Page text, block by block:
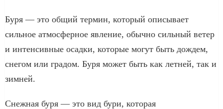
Буря — это общий термин, который описывает
сильное атмосферное явление, обычно сильный ветер
и интенсивные осадки, которые могут быть дождем,
снегом или градом. Буря может быть как летней, так и
зимней.
Снежная буря — это вид бури, которая